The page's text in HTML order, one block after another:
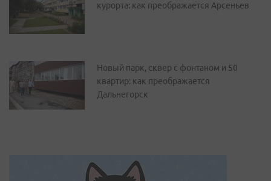
курорта: как преображается Арсеньев
Новый парк, сквер с фонтаном и 50
квартир: как преображается
Дальнегорск